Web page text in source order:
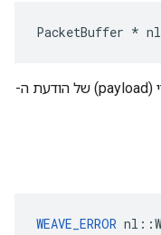
PacketBuffer * nl
PacketBuffer שמכיל את המטען הייעודי (payload) של הודעת ה-
WEAVE_ERROR